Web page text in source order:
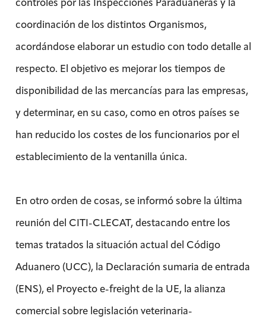
coordinación de los distintos Organismos,
acordándose elaborar un estudio con todo detalle al
respecto. El objetivo es mejorar los tiempos de
disponibilidad de las mercancías para las empresas,
y determinar, en su caso, como en otros países se
han reducido los costes de los funcionarios por el
establecimiento de la ventanilla única.
En otro orden de cosas, se informó sobre la última
reunión del CITI-CLECAT, destacando entre los
temas tratados la situación actual del Código
Aduanero (UCC), la Declaración sumaria de entrada
(ENS), el Proyecto e-freight de la UE, la alianza
comercial sobre legislación veterinaria-